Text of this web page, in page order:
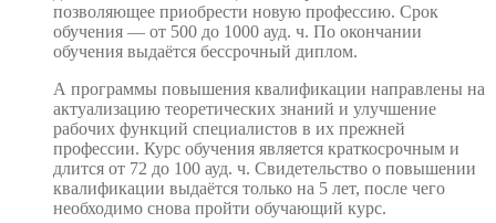
позволяющее приобрести новую профессию. Срок
обучения — от 500 до 1000 ауд. ч. По окончании
обучения выдаётся бессрочный диплом.
А программы повышения квалификации направлены на
актуализацию теоретических знаний и улучшение
рабочих функций специалистов в их прежней
профессии. Курс обучения является краткосрочным и
длится от 72 до 100 ауд. ч. Свидетельство о повышении
квалификации выдаётся только на 5 лет, после чего
необходимо снова пройти обучающий курс.